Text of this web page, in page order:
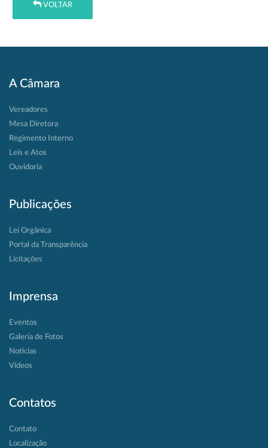
VOLTAR
A Câmara
Vereadores
Mesa Diretora
Regimento Interno
Leis e Atos
Ouvidoria
Publicações
Lei Orgânica
Portal da Transparência
Licitações
Imprensa
Eventos
Galeria de Fotos
Notícias
Vídeos
Contatos
Contato
Localização